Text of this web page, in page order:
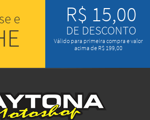
e R$ 15,00
DE DESCONTO
Válido para primeira compra e valor
acima de R$ 199,00